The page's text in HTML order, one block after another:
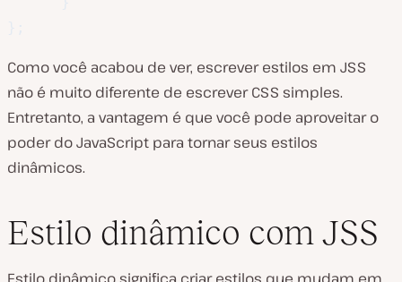
Como você acabou de ver, escrever estilos em JSS
não é muito diferente de escrever CSS simples.
Entretanto, a vantagem é que você pode aproveitar o
poder do JavaScript para tornar seus estilos
dinâmicos.
Estilo dinâmico com JSS